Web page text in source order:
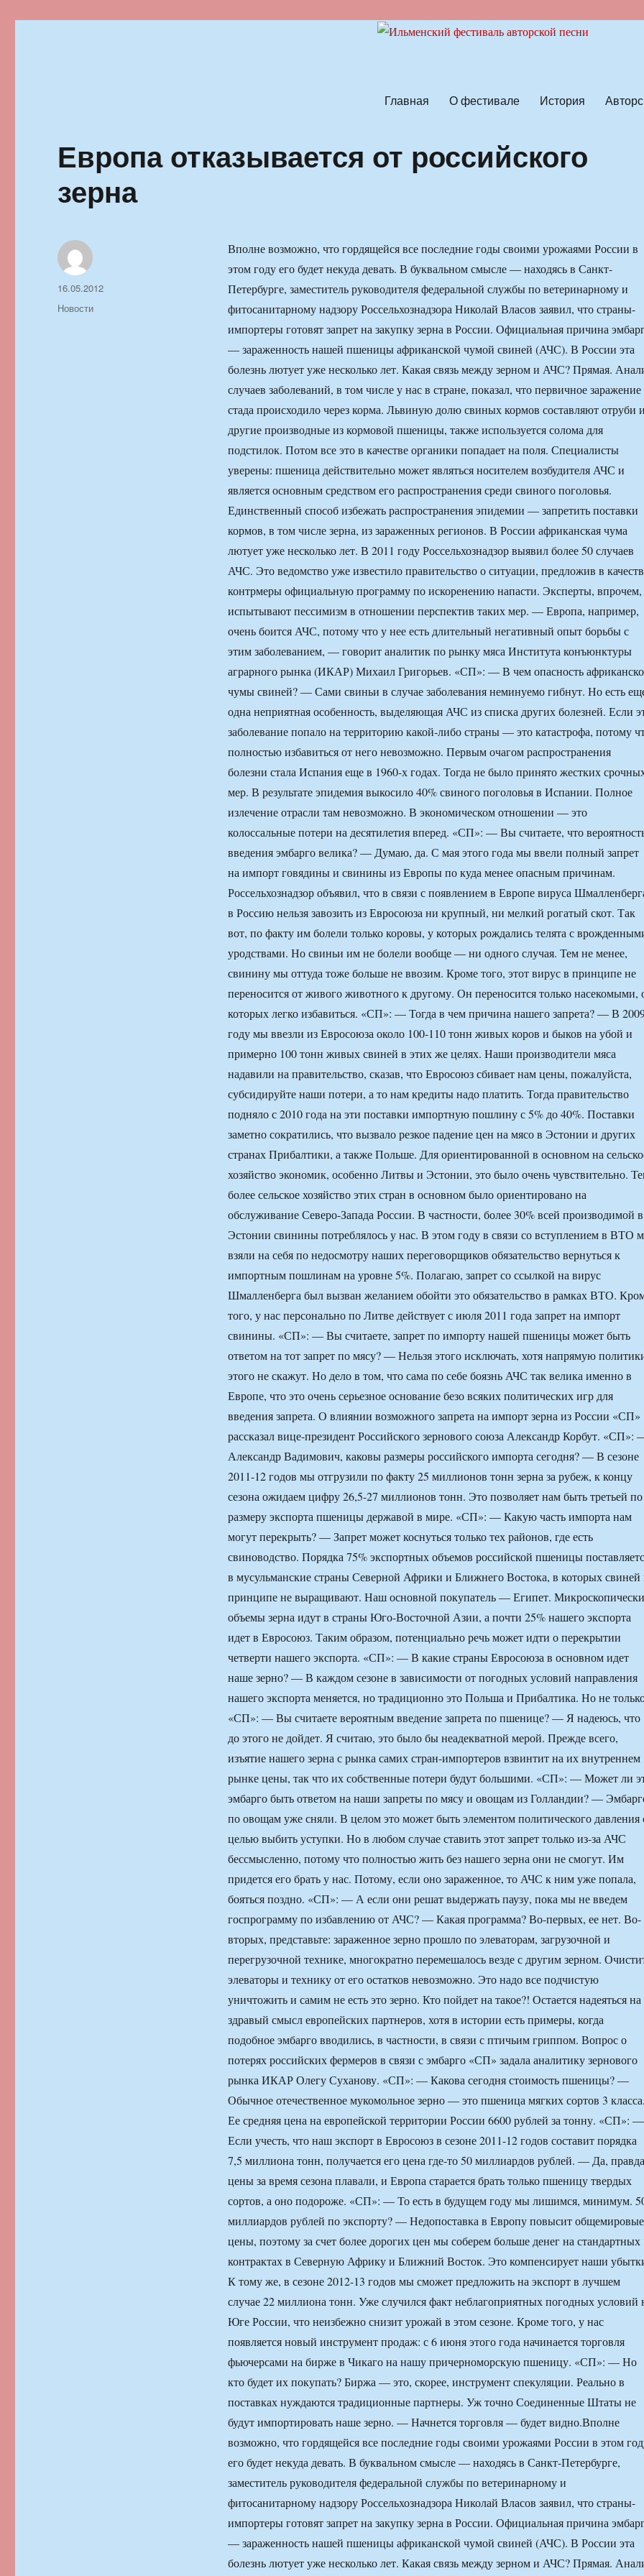
Главная О фестивале История
Европа отказывается от российского
зерна
Вполне возможно, что гордящейся все последние годы своими урожаями России в
этом году его будет некуда девать. В буквальном смысле — находясь в Санкт-
Петербурге, заместитель руководителя федеральной службы по ветеринарному и
фитосанитарному надзору Россельхознадзора Николай Власов заявил, что страны-
импортеры готовят запрет на закупку зерна в России. Официальная причина
— зараженность нашей пшеницы африканской чумой свиней (АЧС). В России эта
болезнь лютует уже несколько лет. Какая связь между зерном и АЧС? Прямая.
случаев заболеваний, в том числе у нас в стране, показал, что первичное заражение
стада происходило через корма. Львиную долю свиных кормов составляют отруби и
другие производные из кормовой пшеницы, также используется солома для
подстилок. Потом все это в качестве органики попадает на поля. Специалисты
уверены: пшеница действительно может являться носителем возбудителя АЧС и
является основным средством его распространения среди свиного поголовья.
Единственный способ избежать распространения эпидемии — запретить поставки
кормов, в том числе зерна, из зараженных регионов. В России африканская чума
лютует уже несколько лет. В 2011 году Россельхознадзор выявил более 50 случаев
АЧС. Это ведомство уже известило правительство о ситуации, предложив в
контрмеры официальную программу по искоренению напасти. Эксперты, впрочем,
испытывают пессимизм в отношении перспектив таких мер. — Европа, например,
очень боится АЧС, потому что у нее есть длительный негативный опыт борьбы с
этим заболеванием, — говорит аналитик по рынку мяса Института конъюнктуры
аграрного рынка (ИКАР) Михаил Григорьев. «СП»: — В чем опасность
чумы свиней? — Сами свиньи в случае заболевания неминуемо гибнут. Но есть
одна неприятная особенность, выделяющая АЧС из списка других болезней. Если
заболевание попало на территорию какой-либо страны — это катастрофа, потому
полностью избавиться от него невозможно. Первым очагом распространения
болезни стала Испания еще в 1960-х годах. Тогда не было принято жестких
мер. В результате эпидемия выкосило 40% свиного поголовья в Испании. Полное
излечение отрасли там невозможно. В экономическом отношении — это
колоссальные потери на десятилетия вперед. «СП»: — Вы считаете, что
введения эмбарго велика? — Думаю, да. С мая этого года мы ввели полный запрет
на импорт говядины и свинины из Европы по куда менее опасным причинам.
Россельхознадзор объявил, что в связи с появлением в Европе вируса
в Россию нельзя завозить из Евросоюза ни крупный, ни мелкий рогатый скот. Так
вот, по факту им болели только коровы, у которых рождались телята с
уродствами. Но свиньи им не болели вообще — ни одного случая. Тем не менее,
свинину мы оттуда тоже больше не ввозим. Кроме того, этот вирус в принципе не
переносится от живого животного к другому. Он переносится только насекомыми,
которых легко избавиться. «СП»: — Тогда в чем причина нашего запрета? — В
году мы ввезли из Евросоюза около 100-110 тонн живых коров и быков на убой и
примерно 100 тонн живых свиней в этих же целях. Наши производители мяса
надавили на правительство, сказав, что Евросоюз сбивает нам цены, пожалуйста,
субсидируйте наши потери, а то нам кредиты надо платить. Тогда правительство
подняло с 2010 года на эти поставки импортную пошлину с 5% до 40%. Поставки
заметно сократились, что вызвало резкое падение цен на мясо в Эстонии и других
странах Прибалтики, а также Польше. Для ориентированной в основном на
хозяйство экономик, особенно Литвы и Эстонии, это было очень чувствительно.
более сельское хозяйство этих стран в основном было ориентировано на
обслуживание Северо-Запада России. В частности, более 30% всей производимой в
Эстонии свинины потреблялось у нас. В этом году в связи со вступлением в ВТО
взяли на себя по недосмотру наших переговорщиков обязательство вернуться к
импортным пошлинам на уровне 5%. Полагаю, запрет со ссылкой на вирус
Шмалленберга был вызван желанием обойти это обязательство в рамках ВТО.
того, у нас персонально по Литве действует с июля 2011 года запрет на импорт
свинины. «СП»: — Вы считаете, запрет по импорту нашей пшеницы может быть
ответом на тот запрет по мясу? — Нельзя этого исключать, хотя напрямую
этого не скажут. Но дело в том, что сама по себе боязнь АЧС так велика именно в
Европе, что это очень серьезное основание безо всяких политических игр для
введения запрета. О влиянии возможного запрета на импорт зерна из России «СП»
рассказал вице-президент Российского зернового союза Александр Корбут. «СП»:
Александр Вадимович, каковы размеры российского импорта сегодня? — В сезоне
2011-12 годов мы отгрузили по факту 25 миллионов тонн зерна за рубеж, к концу
сезона ожидаем цифру 26,5-27 миллионов тонн. Это позволяет нам быть третьей по
размеру экспорта пшеницы державой в мире. «СП»: — Какую часть импорта нам
могут перекрыть? — Запрет может коснуться только тех районов, где есть
свиноводство. Порядка 75% экспортных объемов российской пшеницы
в мусульманские страны Северной Африки и Ближнего Востока, в которых свиней
принципе не выращивают. Наш основной покупатель — Египет. Микроскопически
объемы зерна идут в страны Юго-Восточной Азии, а почти 25% нашего экспорта
идет в Евросоюз. Таким образом, потенциально речь может идти о перекрытии
четверти нашего экспорта. «СП»: — В какие страны Евросоюза в основном идет
наше зерно? — В каждом сезоне в зависимости от погодных условий направления
нашего экспорта меняется, но традиционно это Польша и Прибалтика. Но не
«СП»: — Вы считаете вероятным введение запрета по пшенице? — Я надеюсь, что
до этого не дойдет. Я считаю, это было бы неадекватной мерой. Прежде всего,
изъятие нашего зерна с рынка самих стран-импортеров взвинтит на их внутреннем
рынке цены, так что их собственные потери будут большими. «СП»: — Может ли
эмбарго быть ответом на наши запреты по мясу и овощам из Голландии? —
по овощам уже сняли. В целом это может быть элементом политического давления
целью выбить уступки. Но в любом случае ставить этот запрет только из-за АЧС
бессмысленно, потому что полностью жить без нашего зерна они не смогут. Им
придется его брать у нас. Потому, если оно зараженное, то АЧС к ним уже попала,
бояться поздно. «СП»: — А если они решат выдержать паузу, пока мы не введем
госпрограмму по избавлению от АЧС? — Какая программа? Во-первых, ее нет. Во-
вторых, представьте: зараженное зерно прошло по элеваторам, загрузочной и
перегрузочной технике, многократно перемешалось везде с другим зерном.
элеваторы и технику от его остатков невозможно. Это надо все подчистую
уничтожить и самим не есть это зерно. Кто пойдет на такое?! Остается надеяться на
здравый смысл европейских партнеров, хотя в истории есть примеры, когда
подобное эмбарго вводились, в частности, в связи с птичьим гриппом. Вопрос о
потерях российских фермеров в связи с эмбарго «СП» задала аналитику зернового
рынка ИКАР Олегу Суханову. «СП»: — Какова сегодня стоимость пшеницы? —
Обычное отечественное мукомольное зерно — это пшеница мягких сортов 3 класса.
Ее средняя цена на европейской территории России 6600 рублей за тонну. «СП»: —
Если учесть, что наш экспорт в Евросоюз в сезоне 2011-12 годов составит порядка
7,5 миллиона тонн, получается его цена где-то 50 миллиардов рублей. — Да, правда
цены за время сезона плавали, и Европа старается брать только пшеницу твердых
сортов, а оно подороже. «СП»: — То есть в будущем году мы лишимся, минимум.
миллиардов рублей по экспорту? — Недопоставка в Европу повысит общемировые
цены, поэтому за счет более дорогих цен мы соберем больше денег на стандартных
контрактах в Северную Африку и Ближний Восток. Это компенсирует наши
К тому же, в сезоне 2012-13 годов мы сможет предложить на экспорт в лучшем
случае 22 миллиона тонн. Уже случился факт неблагоприятных погодных условий
Юге России, что неизбежно снизит урожай в этом сезоне. Кроме того, у нас
появляется новый инструмент продаж: с 6 июня этого года начинается торговля
фьючерсами на бирже в Чикаго на нашу причерноморскую пшеницу. «СП»: — Но
кто будет их покупать? Биржа — это, скорее, инструмент спекуляции. Реально в
поставках нуждаются традиционные партнеры. Уж точно Соединенные Штаты не
будут импортировать наше зерно. — Начнется торговля — будет видно.Вполне
возможно, что гордящейся все последние годы своими урожаями России в этом
его будет некуда девать. В буквальном смысле — находясь в Санкт-Петербурге,
заместитель руководителя федеральной службы по ветеринарному и
фитосанитарному надзору Россельхознадзора Николай Власов заявил, что страны-
импортеры готовят запрет на закупку зерна в России. Официальная причина
— зараженность нашей пшеницы африканской чумой свиней (АЧС). В России эта
болезнь лютует уже несколько лет. Какая связь между зерном и АЧС? Прямая.
Автор
Опубликовано
16.05.2012
Рубрики
Новости